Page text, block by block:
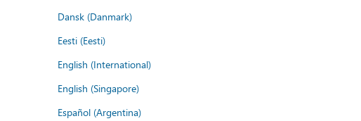
Dansk (Danmark)
Eesti (Eesti)
English (International)
English (Singapore)
Español (Argentina)